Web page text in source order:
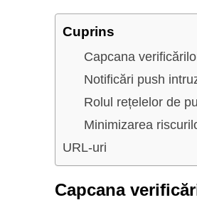
Cuprins
Capcana
Notificări push
Rolul rețelelor de
Minimizarea
URL-uri
Capcana